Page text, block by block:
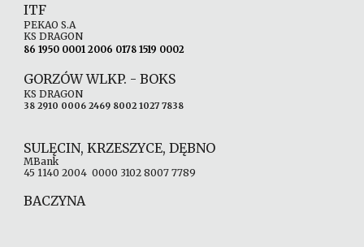
ITF
PEKAO S.A
KS DRAGON
86 1950 0001 2006 0178 1519 0002
GORZÓW WLKP. -BOKS
KS DRAGON
38 2910 0006 2469 8002 1027 7838
SULĘCIN, KRZESZYCE, DĘBNO
MBank
45 1140 2004 0000 3102 8007 7789
BACZYNA